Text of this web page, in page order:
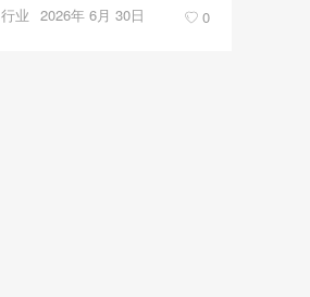
豪华出行新标准
行业 2026年 6月 30日 0